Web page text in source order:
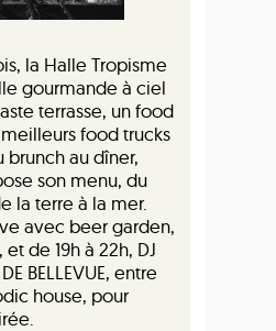
la Halle Tropisme
gourmande à ciel
terrasse, un food
food trucks
brunch au dîner,
son menu, du
la terre à la mer.
avec beer garden,
de 19h à 22h, DJ
BELLEVUE, entre
house, pour